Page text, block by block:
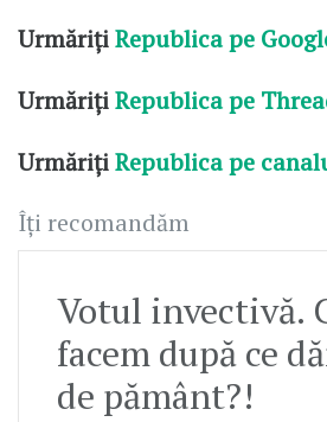
UrmărițiRepublica pe
UrmărițiRepublica pe
UrmărițiRepublica pe
Îți recomandăm
Votul invectivă.
facem după ce
de pământ?!